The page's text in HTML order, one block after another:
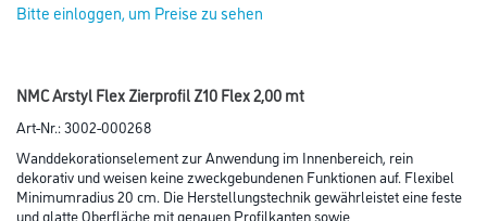
Bitte einloggen, um Preise zu sehen
NMC Arstyl Flex Zierprofil Z10 Flex 2,00 mt
Art-Nr.:3002-000268
Wanddekorationselement zur Anwendung im Innenbereich, rein
dekorativ und weisen keine zweckgebundenen Funktionen auf. Flexibel
Minimumradius 20 cm. Die Herstellungstechnik gewährleistet eine feste
und glatte Oberfläche mit genauen Profilkanten sowie